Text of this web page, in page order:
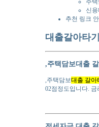
주
신
추천 링크
대출갈아타
,주택담보대출
,주택담보대출 갈아
02점정도입니다.